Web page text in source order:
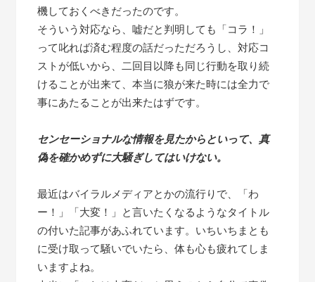
機しておくべきだったのです。
そういう対応なら、嘘だと判明しても「コラ！」
って叱れば済む程度の話だっただろうし、対応コ
ストが低いから、二回目以降も同じ行動を取り続
けることが出来て、本当に狼が来た時には全力で
事にあたることが出来たはずです。
センセーショナルな情報を見たからといって、真
偽を確かめずに大騒ぎしてはいけない。
最近はバイラルメディアとかの流行りで、「わ
ー！」「大変！」と言いたくなるようなタイトル
の付いた記事があふれています。いちいちまとも
に受け取って騒いでいたら、体も心も疲れてしま
いますよね。